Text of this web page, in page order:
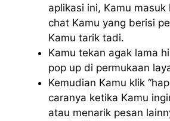
aplikasi ini, Kamu
chat Kamu yang berisi
Kamu tarik tadi.
Kamu tekan agak lama
pop up di permukaan
Kemudian Kamu klik
caranya ketika Kamu
atau menarik pesan